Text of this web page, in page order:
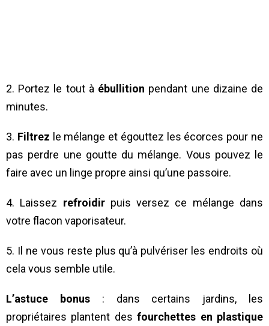
2. Portez le tout à ébullition pendant une dizaine de
minutes.
3. Filtrez le mélange et égouttez les écorces pour ne
pas perdre une goutte du mélange. Vous pouvez le
faire avec un linge propre ainsi qu’une passoire.
4. Laissez refroidirpuis versez ce mélange dans
votre flacon vaporisateur.
5. Il ne vous reste plus qu’à pulvériser les endroits où
cela vous semble utile.
L’astuce bonus: dans certains jardins, les
propriétaires plantent desfourchettes en plastique